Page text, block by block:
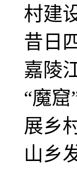
村建
昔日
嘉陵
“魔
展乡
山乡